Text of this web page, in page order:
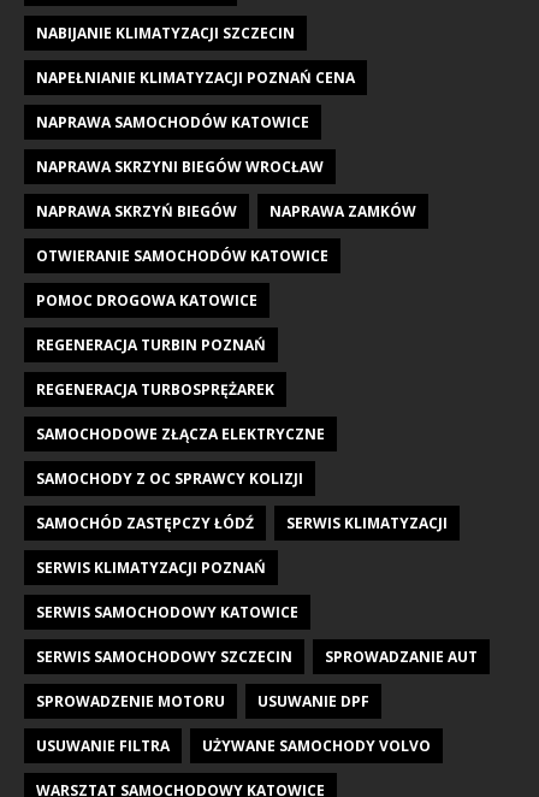
NABIJANIE KLIMATYZACJI SZCZECIN
NAPEŁNIANIE KLIMATYZACJI POZNAŃ CENA
NAPRAWA SAMOCHODÓW KATOWICE
NAPRAWA SKRZYNI BIEGÓW WROCŁAW
NAPRAWA SKRZYŃ BIEGÓW NAPRAWA ZAMKÓW
OTWIERANIE SAMOCHODÓW KATOWICE
POMOC DROGOWA KATOWICE
REGENERACJA TURBIN POZNAŃ
REGENERACJA TURBOSPRĘŻAREK
SAMOCHODOWE ZŁĄCZA ELEKTRYCZNE
SAMOCHODY Z OC SPRAWCY KOLIZJI
SAMOCHÓD ZASTĘPCZY ŁÓDŹ SERWIS KLIMATYZACJI
SERWIS KLIMATYZACJI POZNAŃ
SERWIS SAMOCHODOWY KATOWICE
SERWIS SAMOCHODOWY SZCZECIN SPROWADZANIE AUT
SPROWADZENIE MOTORU USUWANIE DPF
USUWANIE FILTRA UŻYWANE SAMOCHODY VOLVO
WARSZTAT SAMOCHODOWY KATOWICE